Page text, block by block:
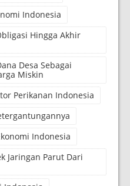
Indonesia
Hingga Akhir
Desa Sebagai
Miskin
Perikanan Indonesia
Indonesia
Jaringan Parut Dari